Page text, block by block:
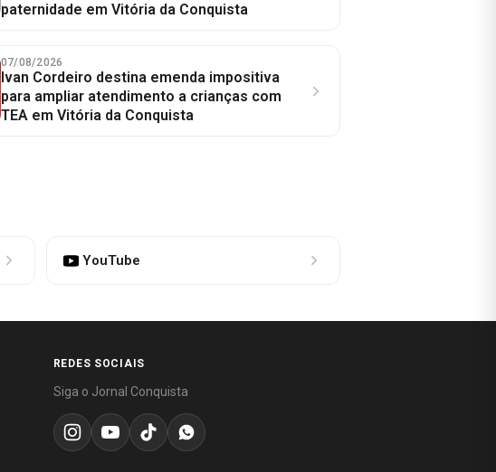
paternidade em Vitória da Conquista
07/08/2026
Ivan Cordeiro destina emenda impositiva
para ampliar atendimento a crianças com
TEA em Vitória da Conquista
YouTube
REDES SOCIAIS
Siga o Jornal Conquista